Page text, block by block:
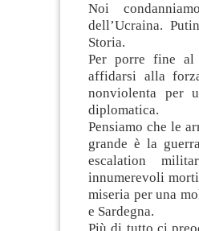
Noi
dell’Ucraina.
Storia.
Per porre fine al
affidarsi alla
nonviolenta per
diplomatica.
Pensiamo che le
grande è la
escalation
innumerevoli
miseria per una
e Sardegna.